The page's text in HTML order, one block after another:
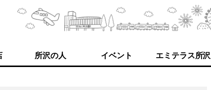
所沢の人 イベント エミテラス所沢